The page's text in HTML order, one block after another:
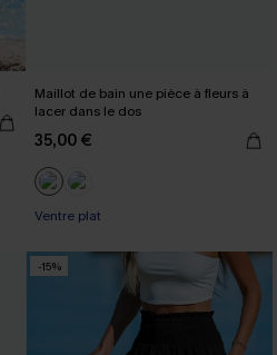
Maillot de bain une pièce à fleurs à
lacer dans le dos
35,00 €
Ventre plat
-15%